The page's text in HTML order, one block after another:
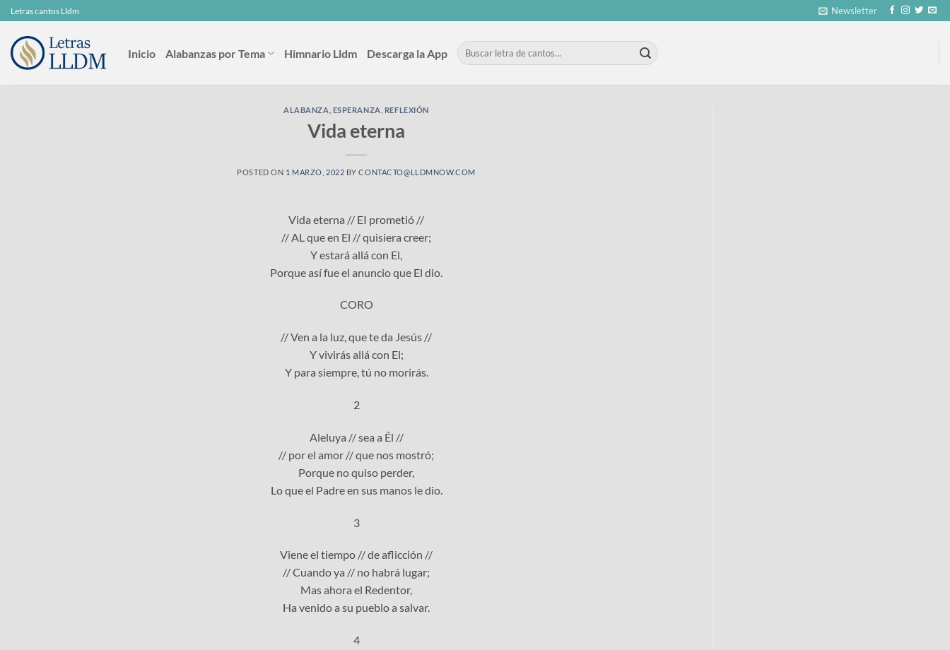
Skip
to
content
Letras cantos Lldm Newsletter
Inicio Alabanzas por Tema Himnario Lldm Descarga la App
ALABANZA ESPERANZA REFLEXIÓN
Vida eterna
POSTED ON 1 MARZO, 2022 BYCONTACTO@LLDMNOW.COM
Vida eterna // EI prometió //
// AL que en El // quisiera creer;
Y estará allá con El,
Porque así fue el anuncio que El dio.
CORO
// Ven a la luz, que te da Jesús //
Y vivirás allá con El;
Y para siempre, tú no morirás.
2
Aleluya // sea a Él //
// por el amor // que nos mostró;
Porque no quiso perder,
Lo que el Padre en sus manos le dio.
3
Viene el tiempo // de aflicción //
// Cuando ya // no habrá lugar;
Mas ahora el Redentor,
Ha venido a su pueblo a salvar.
4